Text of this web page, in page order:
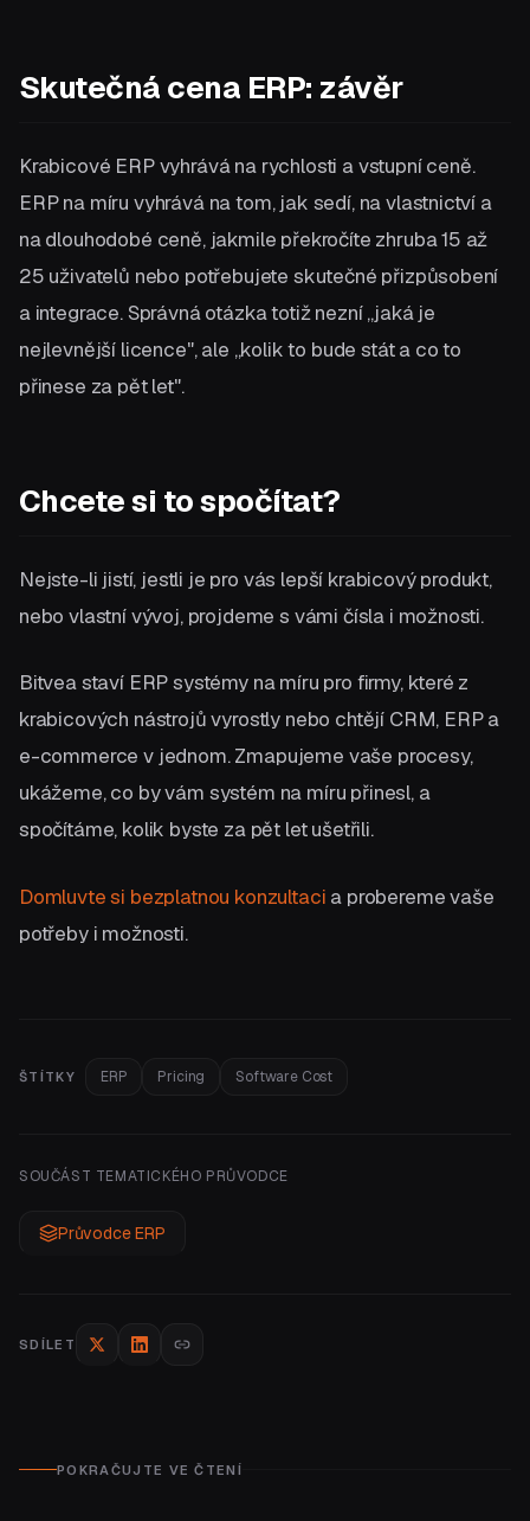
Skutečná cena ERP: závěr
Krabicové ERP vyhrává na rychlosti a vstupní ceně.
ERP na míru vyhrává na tom, jak sedí, na vlastnictví a
na dlouhodobé ceně, jakmile překročíte zhruba 15 až
25 uživatelů nebo potřebujete skutečné přizpůsobení
a integrace. Správná otázka totiž nezní „jaká je
nejlevnější licence", ale „kolik to bude stát a co to
přinese za pět let".
Chcete si to spočítat?
Nejste-li jistí, jestli je pro vás lepší krabicový produkt,
nebo vlastní vývoj, projdeme s vámi čísla i možnosti.
Bitvea staví ERP systémy na míru pro firmy, které z
krabicových nástrojů vyrostly nebo chtějí CRM, ERP a
e-commerce v jednom. Zmapujeme vaše procesy,
ukážeme, co by vám systém na míru přinesl, a
spočítáme, kolik byste za pět let ušetřili.
Domluvte si bezplatnou konzultaci a probereme vaše
potřeby i možnosti.
ŠTÍTKY ERP Pricing Software Cost
SOUČÁST TEMATICKÉHO PRŮVODCE
Průvodce ERP
SDÍLET
POKRAČUJTE VE ČTENÍ